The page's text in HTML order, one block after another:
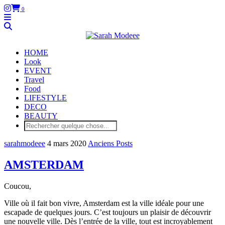
0
HOME
Look
EVENT
Travel
Food
LIFESTYLE
DECO
BEAUTY
sarahmodeee 4 mars 2020 Anciens Posts
AMSTERDAM
Coucou,
Ville où il fait bon vivre, Amsterdam est la ville idéale pour une
escapade de quelques jours. C’est toujours un plaisir de découvrir
une nouvelle ville. Dès l’entrée de la ville, tout est incroyablement